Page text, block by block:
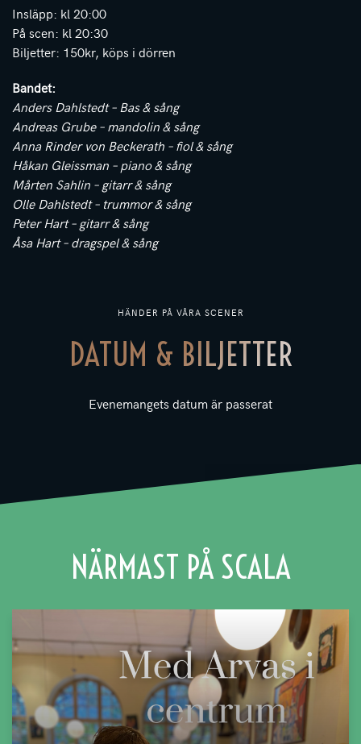
HÄNDER PÅ VÅRA SCENER
DATUM & BILJETTER
Evenemangets datum är passerat
Insläpp: kl 20:00
På scen: kl 20:30
Biljetter: 150kr, köps i dörren
Bandet:
Anders Dahlstedt – Bas & sång
Andreas Grube – mandolin & sång
Anna Rinder von Beckerath – fiol & sång
Håkan Gleissman – piano & sång
Mårten Sahlin – gitarr & sång
Olle Dahlstedt – trummor & sång
Peter Hart – gitarr & sång
Åsa Hart – dragspel & sång
NÄRMAST PÅ SCALA